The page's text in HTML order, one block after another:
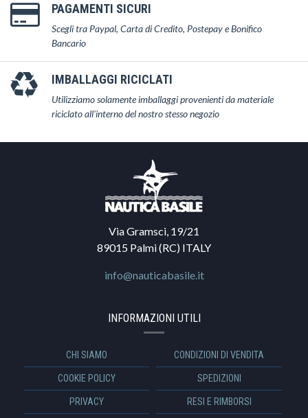
PAGAMENTI SICURI
Scegli tra Paypal, Carta di Credito, Postepay e Bonifico
Bancario
IMBALLAGGI RICICLATI
Utilizziamo solamente imballaggi provenienti da materiale
riciclato all'interno del nostro stesso negozio
Via Gramsci, 19/21
89015 Palmi (RC) ITALY
info@nauticabasile.it
INFORMAZIONI UTILI
CHI SIAMO CONDIZIONI DI VENDITA
COOKIE POLICY SPEDIZIONI
PRIVACY RESI E RIMBORSI